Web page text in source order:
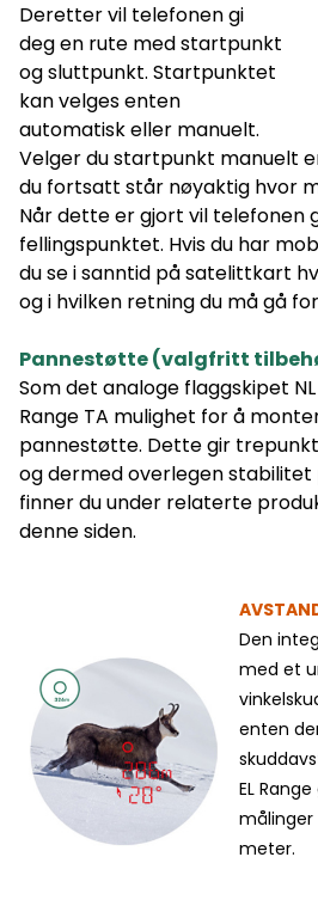
Deretter vil telefonen gi
deg en rute med startpunkt
og sluttpunkt. Startpunktet
kan velges enten
automatisk eller manuelt.
Velger du startpunkt manuelt
du fortsatt står nøyaktig hvor
Når dette er gjort vil telefonen
fellingspunktet. Hvis du har
du se i sanntid på satelittkart
og i hvilken retning du må gå
Pannestøtte (valgfritt
Som det analoge flaggskipet NL
Range TA mulighet for å
pannestøtte. Dette gir
og dermed overlegen
finner du under relaterte
denne siden.
Den
med et
enten
EL
målinger
meter.